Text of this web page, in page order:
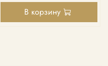
В корзину